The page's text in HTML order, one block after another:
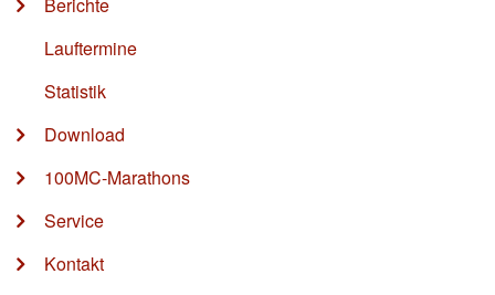
Lauftermine
Statistik
Download
100MC-Marathons
Service
Kontakt